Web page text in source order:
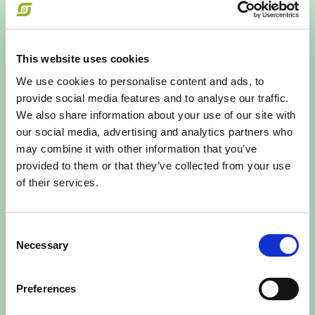
This website uses cookies
We use cookies to personalise content and ads, to
provide social media features and to analyse our traffic.
We also share information about your use of our site with
our social media, advertising and analytics partners who
may combine it with other information that you’ve
provided to them or that they’ve collected from your use
of their services.
Selection
Necessary
Preferences
Lorang
Hovedret til 3-4 personer
Vær obs på, at du skal sætte kikærter i blød
dagen før, hvis du ikke vil bruge dem fra dåse.
Falafler er altid superlækkert. Her med lidt ekstra
grønt i. Hvis du mangler en veggiebøf til din
burger, er farsen her i øvrigt også supergod at
bruge.
Falafler:
tahin, persille, salt og citronsaft til en grov, men
sammenhængende masse i en foodprocessor.
Kommer du til at blende for meget, må du snyde
lidt og samle farsen med lidt mel.